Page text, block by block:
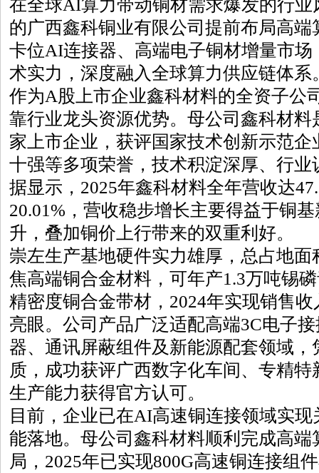
在全球AI算力带动铜材需求爆发的行
的广西鑫科铜业有限公司提前布局高
卡位AI连接器、高端电子铜材增量市
术实力，深度融入全球算力供应链体系
作为A股上市企业鑫科材料的全资子公
靠行业龙头资源优势。母公司鑫科材
家上市企业，获评国家技术创新示范
十强等多项荣誉，技术积淀深厚、行
据显示，2025年鑫科材料全年营收达
20.01%，营收稳步增长主要得益于铜
升，叠加铜价上行带来的双重利好。
崇左生产基地硬件实力雄厚，总占地面
焦高端铜合金材料，可年产1.3万吨锡
精密度铜合金带材，2024年实现销售
亮眼。公司产品广泛适配高端3C电子
器、通讯屏蔽组件及新能源配套领域
质，成功获评广西数字化车间、专精
生产能力获得官方认可。
目前，企业已在AI高速铜连接领域实
能落地。母公司鑫科材料顺利完成高端
局，2025年已实现800G高速铜连接组